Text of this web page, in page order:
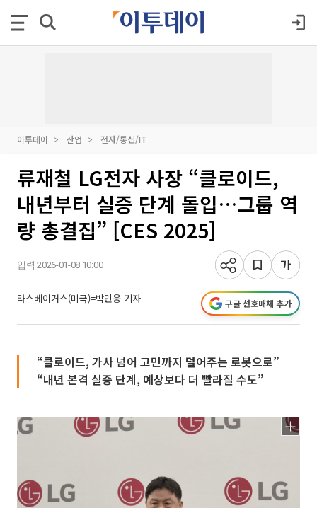
이투데이 산업 전자/통신/IT
류재철 LG전자 사장 “클로이드,
내년부터 실증 단계 돌입…그룹 역
량 총결집” [CES 2025]
입력 2026-01-08 10:00
라스베이거스(미국)=박민웅 기자 구글 선호매체 추가
“클로이드, 가사 넘어 고민까지 덜어주는 로봇으로”
“내년 본격 실증 단계, 예상보다 더 빨라질 수도”